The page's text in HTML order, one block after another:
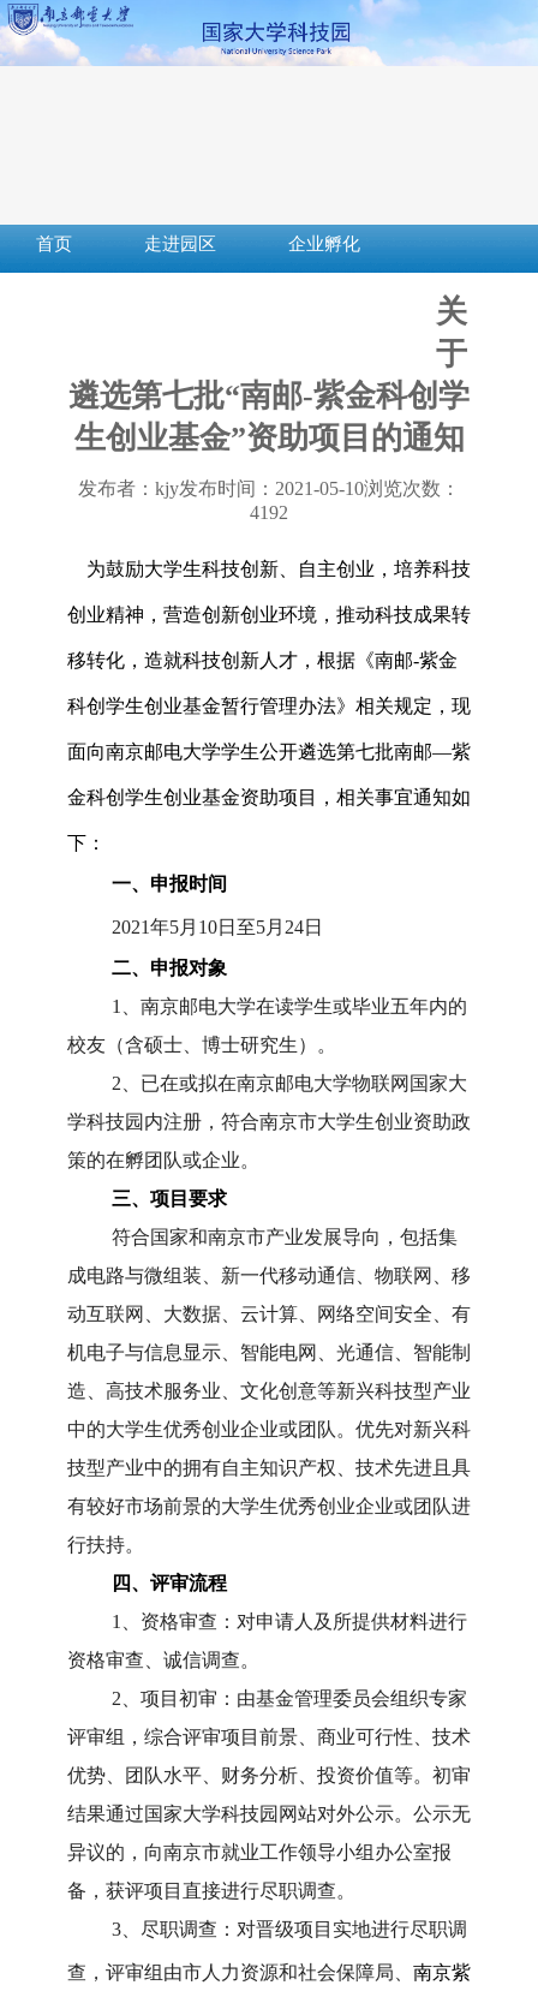
首页 走进园区
企业孵化
关
于
遴选第七批“南邮-紫金科创学
生创业基金”资助项目的通知
发布者：kjy发布时间：2021-05-10浏览次数：
4192
为鼓励大学生科技创新、自主创业，培养科技
创业精神，营造创新创业环境，推动科技成果转
移转化，造就科技创新人才，根据《南邮-紫金
科创学生创业基金暂行管理办法》相关规定，现
面向南京邮电大学学生公开遴选第七批南邮—紫
金科创学生创业基金资助项目，相关事宜通知如
下：
一、申报时间
2021年5月 10日至5月 24日
二、申报对象
1
、南京邮电大学在读学生或毕业五年内的
校友（含硕士、博士研究生）
。
2 、已在或拟在南京邮电大学物联网国家大
学科技园内注册，符合南京市大学生创业资助政
策的在孵团队或企业。
三、项目要求
符合国家和南京市产业发展导向，包括集
成电路与微组装、新一代移动通信、物联网、移
动互联网、大数据、云计算、网络空间安全、有
机电子与信息显示、智能电网、光通信、智能制
造、高技术服务业、文化创意等新兴科技型产业
中的大学生优秀创业企业或团队。优先对新兴科
技型产业中的拥有自主知识产权、技术先进且具
有较好市场前景的大学生优秀创业企业或团队进
行扶持。
四、评审流程
1
、资格审查：对申请人及所提供材料进行
资格审查、诚信调查。
2 、项目初审：由基金管理委员会组织专家
评审组，综合评审项目前景、商业可行性、技术
优势、团队水平、财务分析、投资价值等。初审
结果通过国家大学科技园网站对外公示。公示无
异议的，向南京市就业工作领导小组办公室报
备，获评项目直接进行尽职调查。
3 、尽职调查：对晋级项目实地进行尽职调
查，评审组由市人力资源和社会保障局、 南京紫